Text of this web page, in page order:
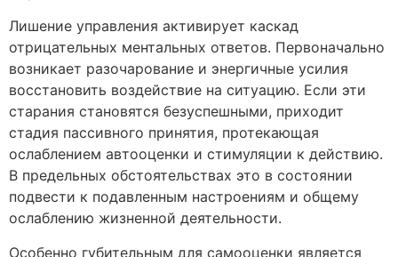
Лишение управления активирует каскад
отрицательных ментальных ответов. Первоначально
возникает разочарование и энергичные усилия
восстановить воздействие на ситуацию. Если эти
старания становятся безуспешными, приходит
стадия пассивного принятия, протекающая
ослаблением автооценки и стимуляции к действию.
В предельных обстоятельствах это в состоянии
подвести к подавленным настроениям и общему
ослаблению жизненной деятельности.
Особенно губительным для самооценки является